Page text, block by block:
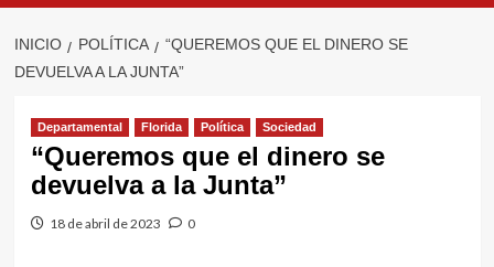
INICIO POLÍTICA
“QUEREMOS QUE EL DINERO SE
DEVUELVA A LA JUNTA”
Departamental Florida Política Sociedad
“Queremos que el dinero se
devuelva a la Junta”
18 de abril de 2023 0